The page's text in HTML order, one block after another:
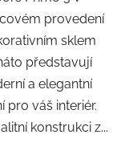
provedení
sklem
představují
a elegantní
pro váš interiér.
konstrukci z...